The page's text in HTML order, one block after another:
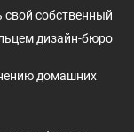
свой собственный
дизайн-бюро
домашних